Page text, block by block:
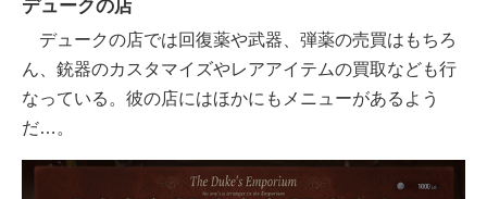
デュークの店
デュークの店では回復薬や武器、弾薬の売買はもちろ
ん、銃器のカスタマイズやレアアイテムの買取なども行
なっている。彼の店にはほかにもメニューがあるよう
だ…。